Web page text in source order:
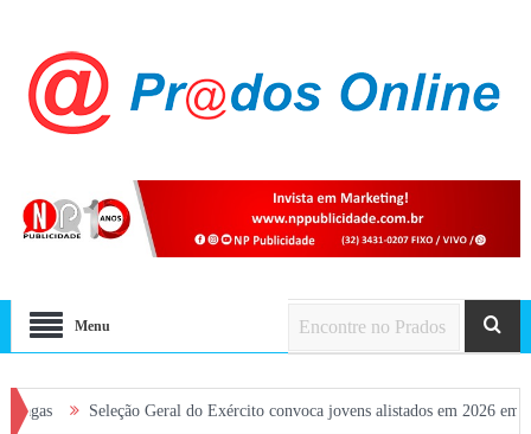
Menu
Seleção Geral do Exército convoca jovens alistados em 2026 em Prados